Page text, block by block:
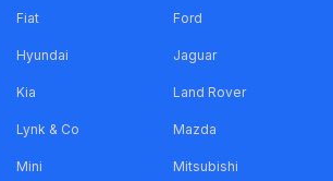
Fiat Ford
Hyundai Jaguar
Kia Land Rover
Lynk & Co Mazda
Mini Mitsubishi